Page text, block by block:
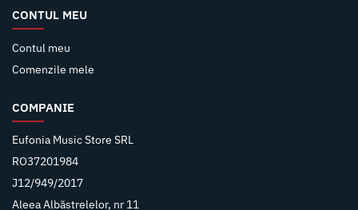
CONTUL MEU
Contul meu
Comenzile mele
COMPANIE
Eufonia Music Store SRL
RO37201984
J12/949/2017
Aleea Albăstrelelor, nr 11